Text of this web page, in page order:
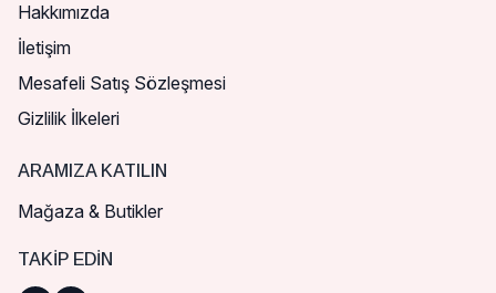
Hakkımızda
İletişim
Mesafeli Satış Sözleşmesi
Gizlilik İlkeleri
ARAMIZA KATILIN
Mağaza & Butikler
TAKIP EDIN